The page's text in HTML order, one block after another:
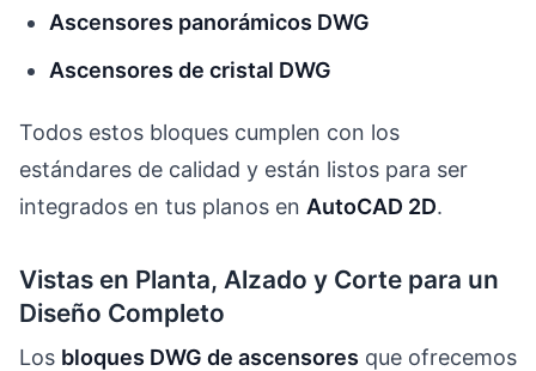
Ascensores panorámicos DWG
Ascensores de cristal DWG
Todos estos bloques cumplen con los
estándares de calidad y están listos para ser
integrados en tus planos en AutoCAD 2D.
Vistas en Planta, Alzado y Corte para un
Diseño Completo
Los bloques DWG de ascensores que ofrecemos